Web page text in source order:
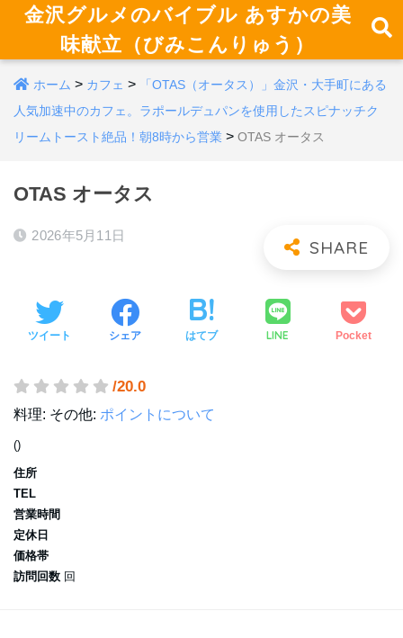
金沢グルメのバイブル あすかの美
味献立（びみこんりゅう）
ホーム > カフェ >
「OTAS（オータス）」金沢・大手町にある
人気加速中のカフェ。ラポールデュパンを使用したスピナッチク
リームトースト絶品！朝8時から営業 > OTAS オータス
OTAS オータス
2026年5月11日
ツイート シェア はてブ LINE Pocket
/20.0
料理: その他: ポイントについて
()
住所
TEL
営業時間
定休日
価格帯
訪問回数 回